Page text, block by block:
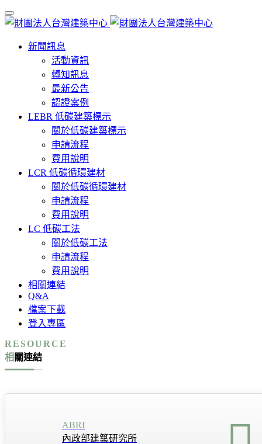
新聞訊息
活動資訊
轉知訊息
最新公告
認證案例
LEBR 低碳建築標示
關於低碳建築標示
申請流程
費用說明
LCR 低碳循環建材
關於低碳循環建材
申請流程
費用說明
LC 低碳工法
關於低碳工法
申請流程
費用說明
相關連結
Q&A
檔案下載
登入專區
RESOURCE
相關連結
ABRI
內政部建築研究所